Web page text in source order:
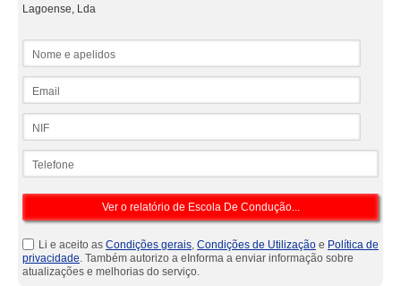
Lagoense, Lda
Li e aceito as Condições gerais, Condições de Utilização e Política de
privacidade. Também autorizo a eInforma a enviar informação sobre
atualizações e melhorias do serviço.